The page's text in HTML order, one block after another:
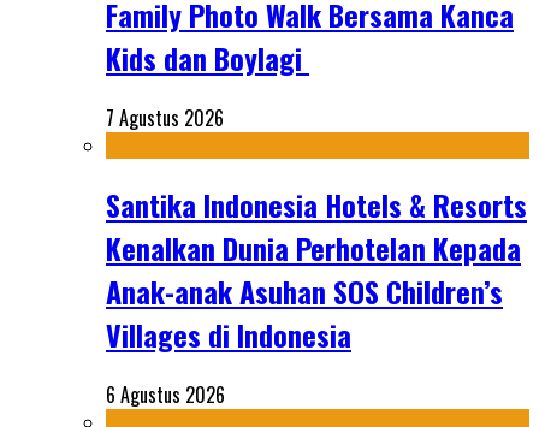
Family Photo Walk Bersama Kanca
Kids dan Boylagi
7 Agustus 2026
Santika Indonesia Hotels & Resorts
Kenalkan Dunia Perhotelan Kepada
Anak-anak Asuhan SOS Children’s
Villages di Indonesia
6 Agustus 2026